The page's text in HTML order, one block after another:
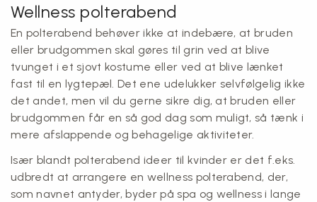
Wellness polterabend
En polterabend behøver ikke at indebære, at bruden
eller brudgommen skal gøres til grin ved at blive
tvunget i et sjovt kostume eller ved at blive lænket
fast til en lygtepæl. Det ene udelukker selvfølgelig ikke
det andet, men vil du gerne sikre dig, at bruden eller
brudgommen får en så god dag som muligt, så tænk i
mere afslappende og behagelige aktiviteter.
Især blandt polterabend ideer til kvinder er det f.eks.
udbredt at arrangere en wellness polterabend, der,
som navnet antyder, byder på spa og wellness i lange